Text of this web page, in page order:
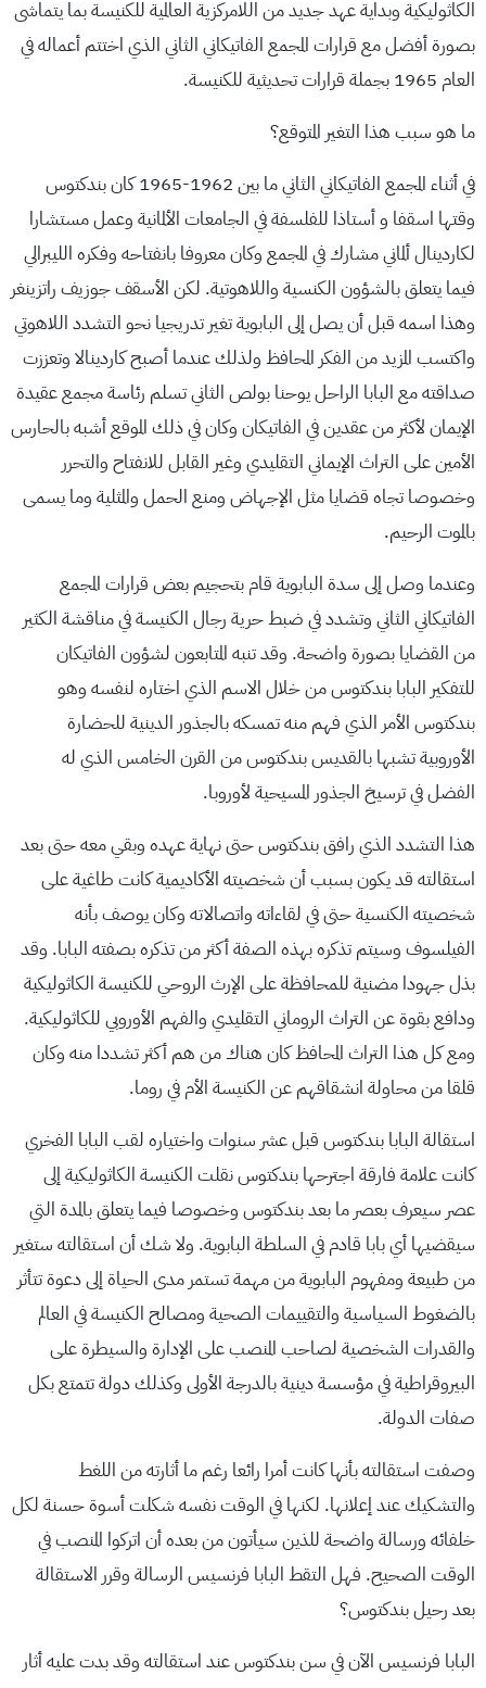
الكاثوليكية وبداية عهد جديد من اللامركزية العالمية للكنيسة بما يتماشى
بصورة أفضل مع قرارات المجمع الفاتيكاني الثاني الذي اختتم أعماله في
العام 1965 بجملة قرارات تحديثية للكنيسة.
ما هو سبب هذا التغير المتوقع؟
في أثناء المجمع الفاتيكاني الثاني ما بين 1962-1965 كان بندكتوس
وقتها اسقفا و أستاذا للفلسفة في الجامعات الألمانية وعمل مستشارا
لكاردينال ألماني مشارك في المجمع وكان معروفا بانفتاحه وفكره الليبرالي
فيما يتعلق بالشؤون الكنسية واللاهوتية. لكن الأسقف جوزيف راتزينغر
وهذا اسمه قبل أن يصل إلى البابوية تغير تدريجيا نحو التشدد اللاهوتي
واكتسب المزيد من الفكر المحافظ ولذلك عندما أصبح كاردينالا وتعززت
صداقته مع البابا الراحل يوحنا بولص الثاني تسلم رئاسة مجمع عقيدة
الإيمان لأكثر من عقدين في الفاتيكان وكان في ذلك الموقع أشبه بالحارس
الأمين على التراث الإيماني التقليدي وغير القابل للانفتاح والتحرر
وخصوصا تجاه قضايا مثل الإجهاض ومنع الحمل والمثلية وما يسمى
بالموت الرحيم.
وعندما وصل إلى سدة البابوية قام بتحجيم بعض قرارات المجمع
الفاتيكاني الثاني وتشدد في ضبط حرية رجال الكنيسة في مناقشة الكثير
من القضايا بصورة واضحة. وقد تنبه المتابعون لشؤون الفاتيكان
للتفكير البابا بندكتوس من خلال الاسم الذي اختاره لنفسه وهو
بندكتوس الأمر الذي فهم منه تمسكه بالجذور الدينية للحضارة
الأوروبية تشبها بالقديس بندكتوس من القرن الخامس الذي له
الفضل في ترسيخ الجذور المسيحية لأوروبا.
هذا التشدد الذي رافق بندكتوس حتى نهاية عهده وبقي معه حتى بعد
استقالته قد يكون بسبب أن شخصيته الأكاديمية كانت طاغية على
شخصيته الكنسية حتى في لقاءاته واتصالاته وكان يوصف بأنه
الفيلسوف وسيتم تذكره بهذه الصفة أكثر من تذكره بصفته البابا. وقد
بذل جهودا مضنية للمحافظة على الإرث الروحي للكنيسة الكاثوليكية
ودافع بقوة عن التراث الروماني التقليدي والفهم الأوروبي للكاثوليكية.
ومع كل هذا التراث المحافظ كان هناك من هم أكثر تشددا منه وكان
قلقا من محاولة انشقاقهم عن الكنيسة الأم في روما.
استقالة البابا بندكتوس قبل عشر سنوات واختياره لقب البابا الفخري
كانت علامة فارقة اجترحها بندكتوس نقلت الكنيسة الكاثوليكية إلى
عصر سيعرف بعصر ما بعد بندكتوس وخصوصا فيما يتعلق بالمدة التي
سيقضيها أي بابا قادم في السلطة البابوية. ولا شك أن استقالته ستغير
من طبيعة ومفهوم البابوية من مهمة تستمر مدى الحياة إلى دعوة تتأثر
بالضغوط السياسية والتقييمات الصحية ومصالح الكنيسة في العالم
والقدرات الشخصية لصاحب المنصب على الإدارة والسيطرة على
البيروقراطية في مؤسسة دينية بالدرجة الأولى وكذلك دولة تتمتع بكل
صفات الدولة.
وصفت استقالته بأنها كانت أمرا رائعا رغم ما أثارته من اللغط
والتشكيك عند إعلانها. لكنها في الوقت نفسه شكلت أسوة حسنة لكل
خلفائه ورسالة واضحة للذين سيأتون من بعده أن اتركوا المنصب في
الوقت الصحيح. فهل التقط البابا فرنسيس الرسالة وقرر الاستقالة
بعد رحيل بندكتوس؟
البابا فرنسيس الآن في سن بندكتوس عند استقالته وقد بدت عليه أثار